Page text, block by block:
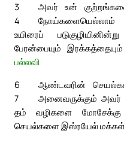
3
அவர் உன்
நோய்களையெல்லாம்
4
உயிரைப்
பேரன்பையும் இரக்கத்தையும்
பல்லவி
6
ஆண்டவரின்
அனைவருக்கும் அவர்
7
தம் வழிகளை மோசேக்கு
செயல்களை இஸ்ரயேல் மக்கள்